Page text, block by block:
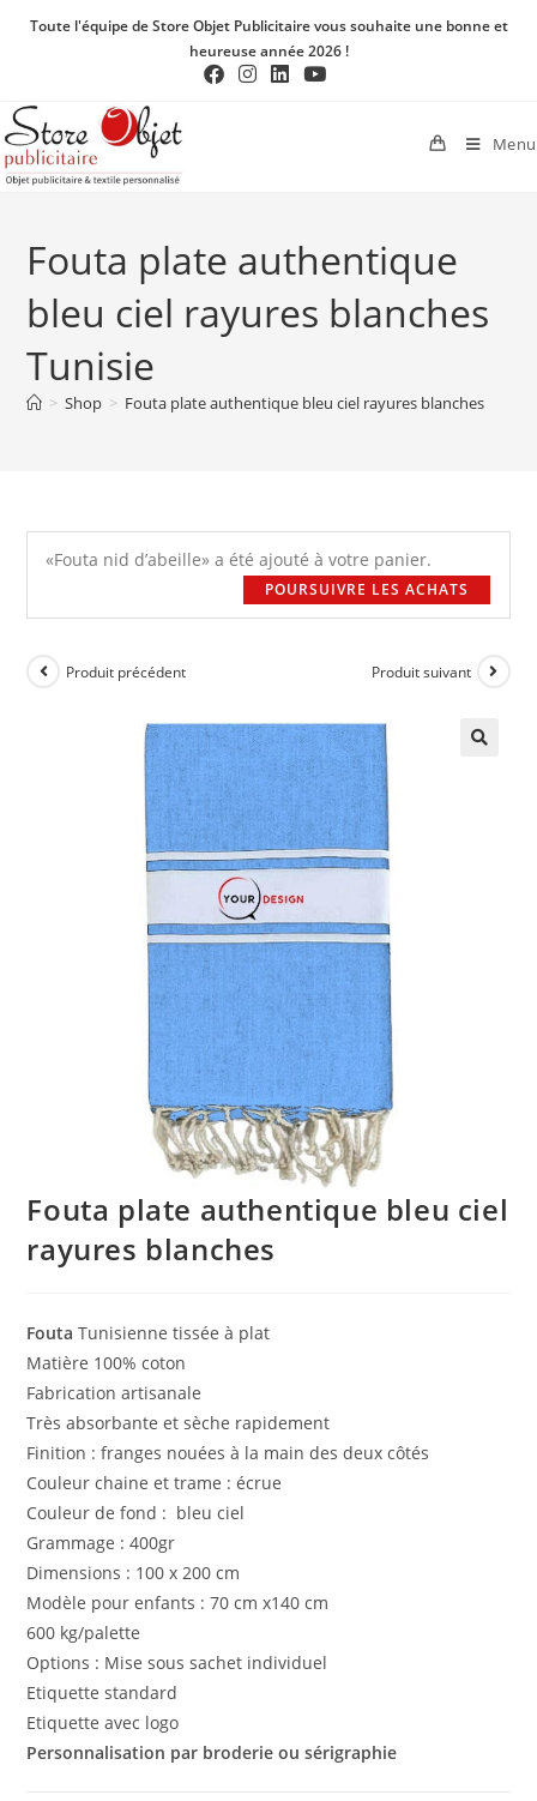
Toute l'équipe de Store Objet Publicitaire vous souhaite une bonne et
heureuse année 2026 !
Menu
Fouta plate authentique
bleu ciel rayures blanches
Tunisie
> Shop > Fouta plate authentique bleu ciel rayures blanches
«Fouta nid d’abeille» a été ajouté à votre panier.
POURSUIVRE LES ACHATS
Produit précédent Produit suivant
Fouta plate authentique bleu ciel
rayures blanches
Fouta Tunisienne tissée à plat
Matière 100% coton
Fabrication artisanale
Très absorbante et sèche rapidement
Finition : franges nouées à la main des deux côtés
Couleur chaine et trame : écrue
Couleur de fond : bleu ciel
Grammage : 400gr
Dimensions : 100 x 200 cm
Modèle pour enfants : 70 cm x140 cm
600 kg/palette
Options : Mise sous sachet individuel
Etiquette standard
Etiquette avec logo
Personnalisation par broderie ou sérigraphie